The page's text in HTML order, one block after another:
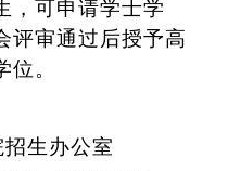
，可申请学士学
评审通过后授予高
位。
生办公室